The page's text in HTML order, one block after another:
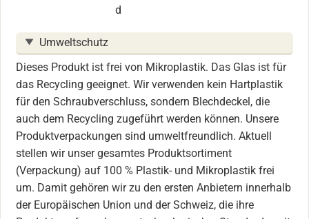
d
Umweltschutz
Dieses Produkt ist frei von Mikroplastik. Das Glas ist für
das Recycling geeignet. Wir verwenden kein Hartplastik
für den Schraubverschluss, sondern Blechdeckel, die
auch dem Recycling zugeführt werden können. Unsere
Produktverpackungen sind umweltfreundlich. Aktuell
stellen wir unser gesamtes Produktsortiment
(Verpackung) auf 100 % Plastik- und Mikroplastik frei
um. Damit gehören wir zu den ersten Anbietern innerhalb
der Europäischen Union und der Schweiz, die ihre